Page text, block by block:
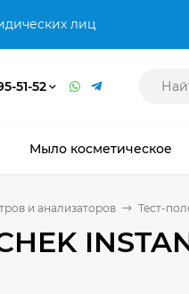
лиц
51-52
Мыло косметическое
и анализаторов Тест-